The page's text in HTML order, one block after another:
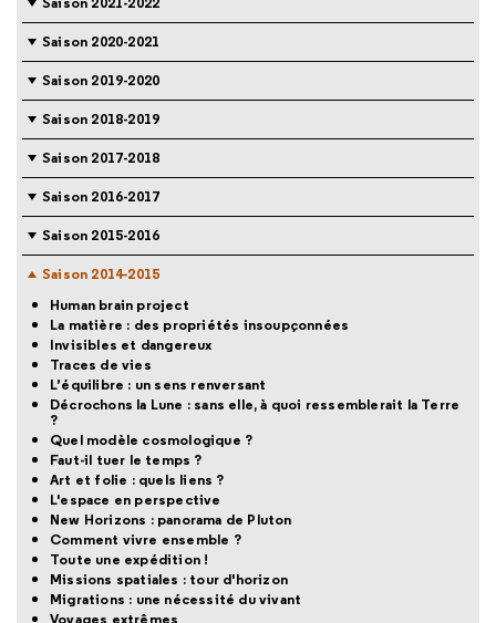
Saison 2020-2021
Saison 2019-2020
Saison 2018-2019
Saison 2017-2018
Saison 2016-2017
Saison 2015-2016
Saison 2014-2015
Human brain project
La matière : des propriétés insoupçonnées
Invisibles et dangereux
Traces de vies
L’équilibre : un sens renversant
Décrochons la Lune : sans elle, à quoi ressemblerait la Terre
?
Quel modèle cosmologique ?
Faut-il tuer le temps ?
Art et folie : quels liens ?
L'espace en perspective
New Horizons : panorama de Pluton
Comment vivre ensemble ?
Toute une expédition !
Missions spatiales : tour d'horizon
Migrations : une nécessité du vivant